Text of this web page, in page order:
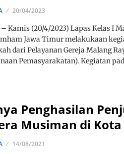
20/04/2023
Kamis (20/4/2023) Lapas Kelas I
Jawa Timur melakukaan
dari Pelayanan Gereja Malang
Pemasyarakatan). Kegiatan
Penghasilan
Musiman di
14/08/2021